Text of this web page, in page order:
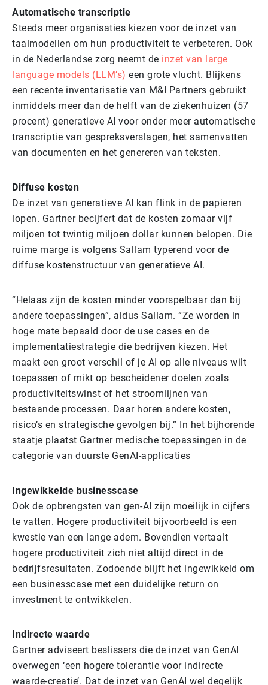
Automatische transcriptie
Steeds meer organisaties kiezen voor de inzet van
taalmodellen om hun productiviteit te verbeteren. Ook
in de Nederlandse zorg neemt de inzet van large
language models (LLM’s) een grote vlucht. Blijkens
een recente inventarisatie van M&I Partners gebruikt
inmiddels meer dan de helft van de ziekenhuizen (57
procent) generatieve AI voor onder meer automatische
transcriptie van gespreksverslagen, het samenvatten
van documenten en het genereren van teksten.
Diffuse kosten
De inzet van generatieve AI kan flink in de papieren
lopen. Gartner becijfert dat de kosten zomaar vijf
miljoen tot twintig miljoen dollar kunnen belopen. Die
ruime marge is volgens Sallam typerend voor de
diffuse kostenstructuur van generatieve AI.
“Helaas zijn de kosten minder voorspelbaar dan bij
andere toepassingen”, aldus Sallam. “Ze worden in
hoge mate bepaald door de use cases en de
implementatiestrategie die bedrijven kiezen. Het
maakt een groot verschil of je AI op alle niveaus wilt
toepassen of mikt op bescheidener doelen zoals
productiviteitswinst of het stroomlijnen van
bestaande processen. Daar horen andere kosten,
risico’s en strategische gevolgen bij.” In het bijhorende
staatje plaatst Gartner medische toepassingen in de
categorie van duurste GenAI-applicaties
Ingewikkelde businesscase
Ook de opbrengsten van gen-AI zijn moeilijk in cijfers
te vatten. Hogere productiviteit bijvoorbeeld is een
kwestie van een lange adem. Bovendien vertaalt
hogere productiviteit zich niet altijd direct in de
bedrijfsresultaten. Zodoende blijft het ingewikkeld om
een businesscase met een duidelijke return on
investment te ontwikkelen.
Indirecte waarde
Gartner adviseert beslissers die de inzet van GenAI
overwegen ‘een hogere tolerantie voor indirecte
waarde-creatie’. Dat de inzet van GenAI wel degelijk